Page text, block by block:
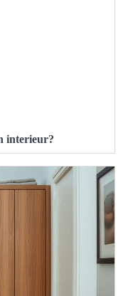
interieur?